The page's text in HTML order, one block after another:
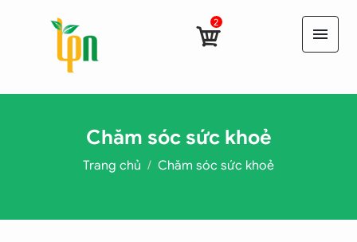
2
menu
Chăm sóc sức khoẻ
Trang chủ Chăm sóc sức khoẻ